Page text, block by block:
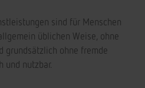
sind für Menschen
üblichen Weise, ohne
grundsätzlich ohne fremde
und nutzbar.